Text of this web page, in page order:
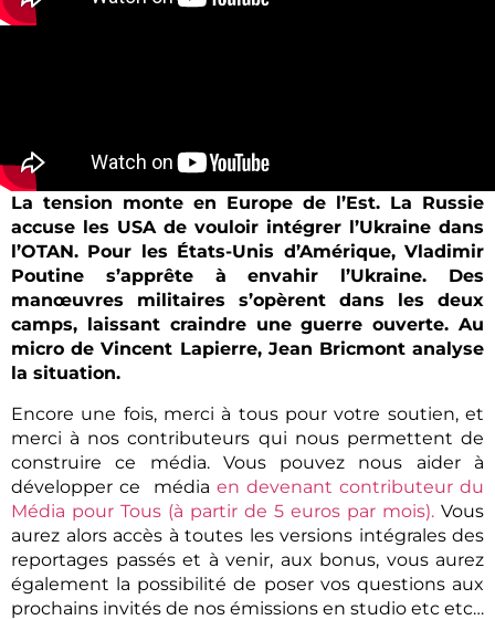
La tension monte en Europe de l’Est. La Russie
accuse les USA de vouloir intégrer l’Ukraine dans
l’OTAN. Pour les États-Unis d’Amérique, Vladimir
Poutine s’apprête à envahir l’Ukraine. Des
manœuvres militaires s’opèrent dans les deux
camps, laissant craindre une guerre ouverte. Au
micro de Vincent Lapierre, Jean Bricmont analyse
la situation.
Encore une fois, merci à tous pour votre soutien, et
merci à nos contributeurs qui nous permettent de
construire ce média. Vous pouvez nous aider à
développer ce média en devenant contributeur du
Média pour Tous (à partir de 5 euros par mois). Vous
aurez alors accès à toutes les versions intégrales des
reportages passés et à venir, aux bonus, vous aurez
également la possibilité de poser vos questions aux
prochains invités de nos émissions en studio etc etc…